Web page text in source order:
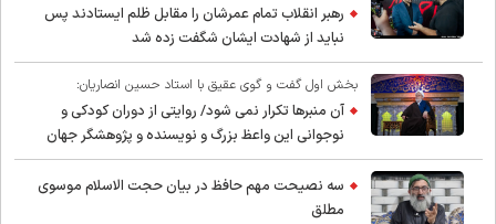
رهبر انقلاب تمام عمرشان را مقابل ظلم ایستادند پس
نباید از شهادت ایشان شگفت زده شد
بخش اول گفت و گوی عقیق با استاد حسین انصاریان:
آن منبرها تکرار نمی شود/ روایتی از دوران کودکی و
نوجوانی این واعظ بزرگ و نویسنده و پژوهشگر جهان
اسلام
سه نصیحت مهم حافظ در بیان حجت الاسلام موسوی
مطلق